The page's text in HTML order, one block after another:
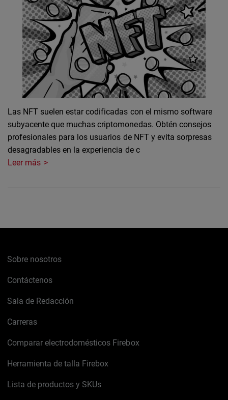
Las NFT suelen estar codificadas con el mismo software
subyacente que muchas criptomonedas. Obtén consejos
profesionales para los usuarios de NFT y evita sorpresas
desagradables en la experiencia de c
Leer más
Sobre nosotros
Contáctenos
Sala de Redacción
Carreras
Comparar electrodomésticos Firebox
Herramienta de talla Firebox
Lista de productos y SKUs